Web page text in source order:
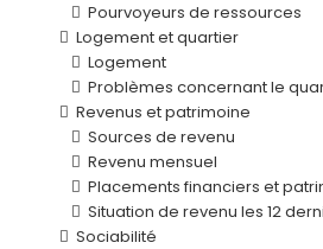
Pourvoyeurs de ressources
Logement et quartier
Logement
Problèmes concernant le
Revenus et patrimoine
Sources de revenu
Revenu mensuel
Placements financiers et
Situation de revenu les 12
Sociabilité